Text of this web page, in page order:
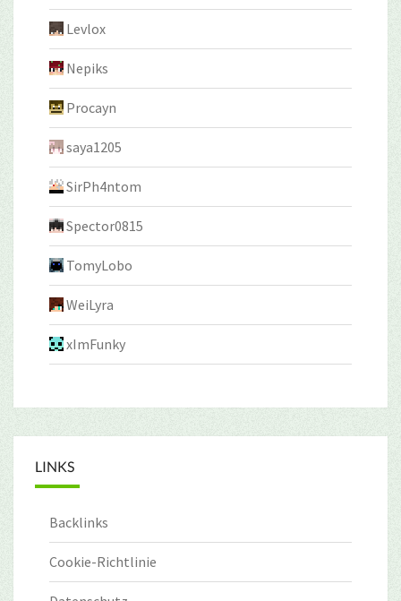
Levlox
Nepiks
Procayn
saya1205
SirPh4ntom
Spector0815
TomyLobo
WeiLyra
xImFunky
LINKS
Backlinks
Cookie-Richtlinie